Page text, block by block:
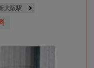
大阪駅